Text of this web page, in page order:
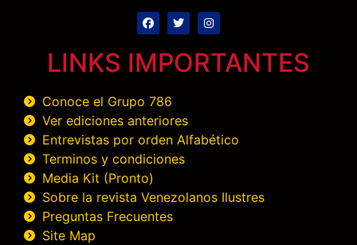
LINKS IMPORTANTES
Conoce el Grupo 786
Ver ediciones anteriores
Entrevistas por orden Alfabético
Terminos y condiciones
Media Kit (Pronto)
Sobre la revista Venezolanos Ilustres
Preguntas Frecuentes
Site Map